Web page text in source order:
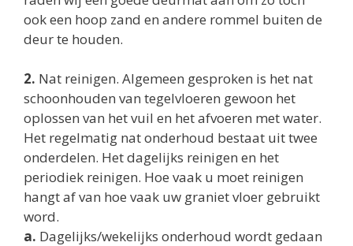
ook een hoop zand en andere rommel buiten de
deur te houden.
2. Nat reinigen. Algemeen gesproken is het nat
schoonhouden van tegelvloeren gewoon het
oplossen van het vuil en het afvoeren met water.
Het regelmatig nat onderhoud bestaat uit twee
onderdelen. Het dagelijks reinigen en het
periodiek reinigen. Hoe vaak u moet reinigen
hangt af van hoe vaak uw graniet vloer gebruikt
word.
a. Dagelijks/wekelijks onderhoud wordt gedaan